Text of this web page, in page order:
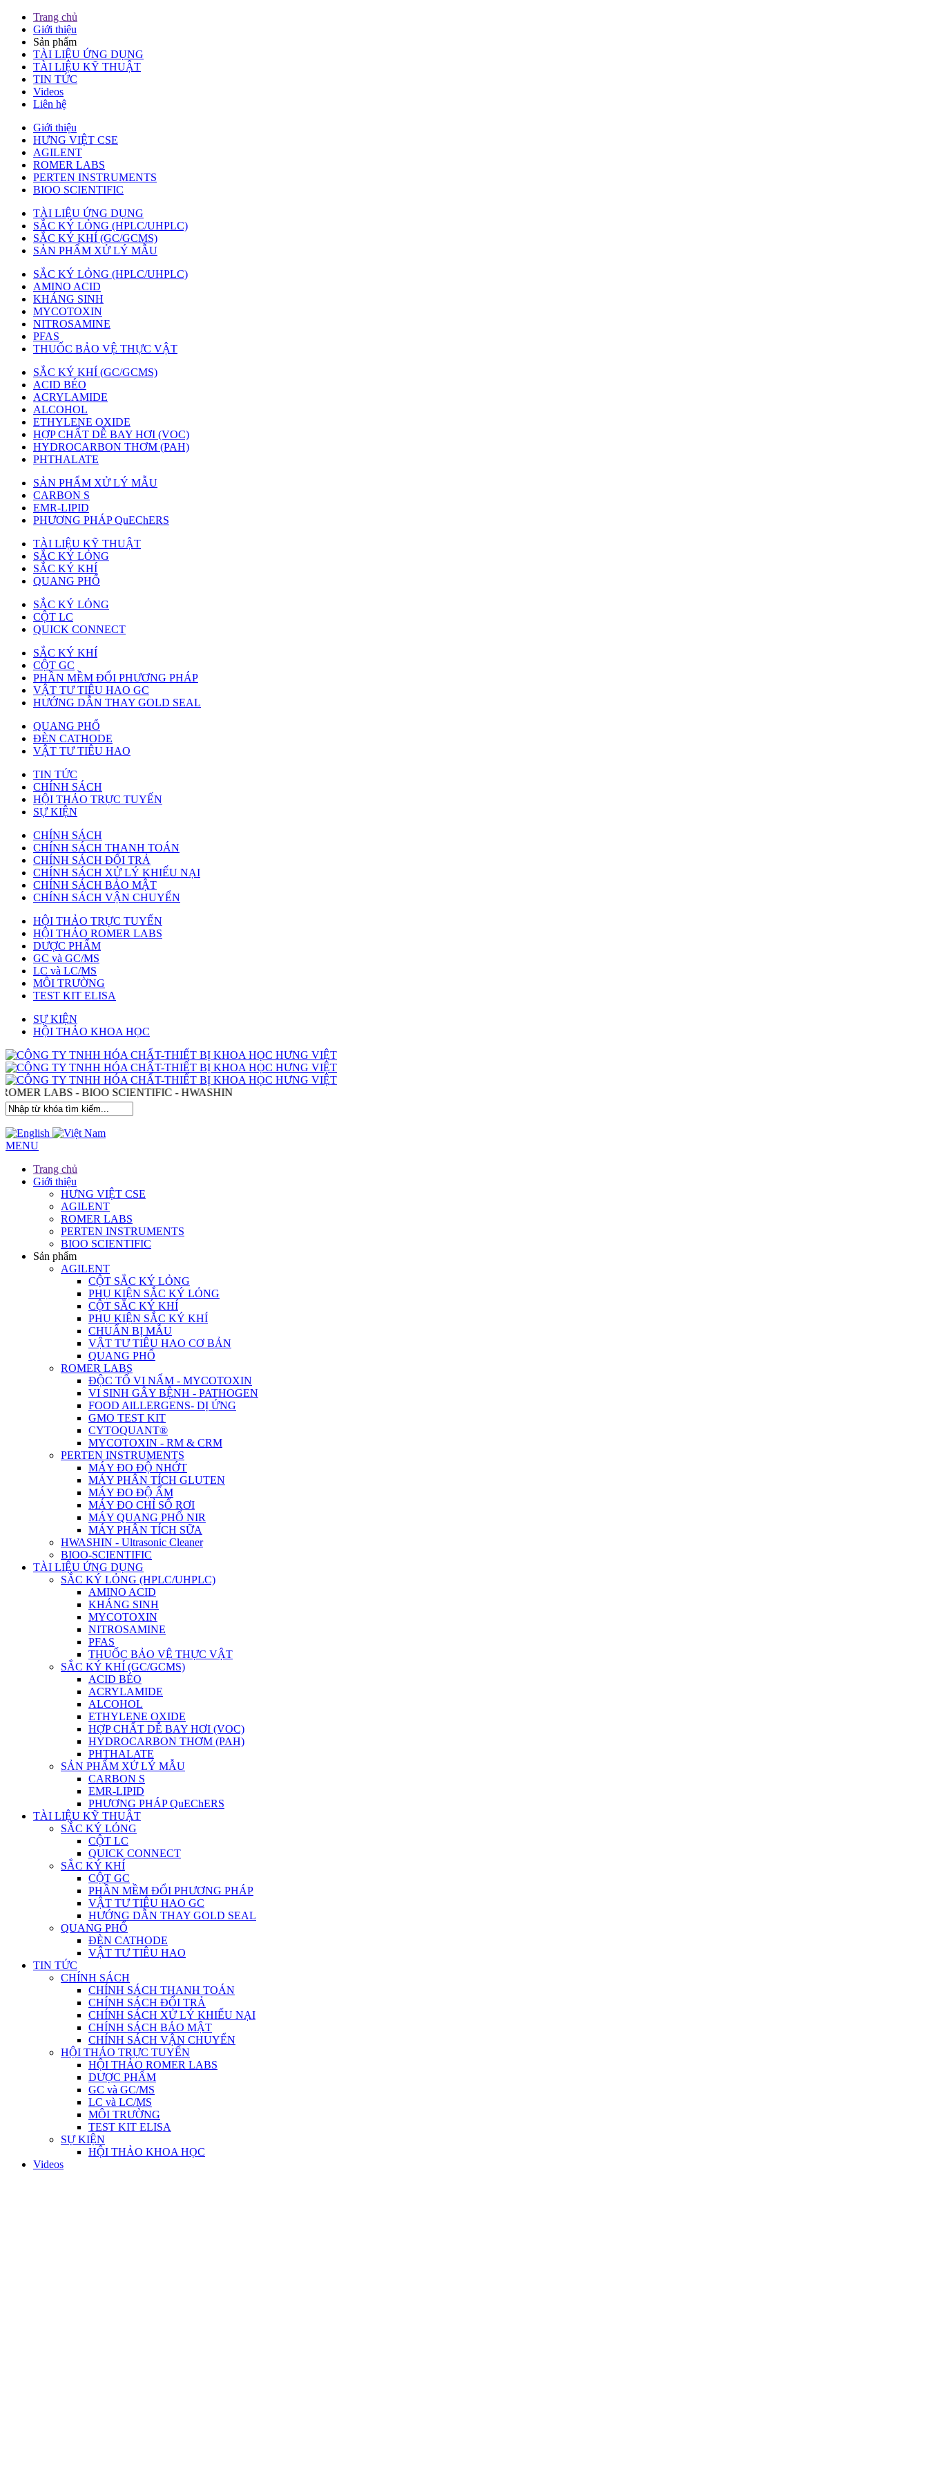
Trang chủ
Giới thiệu
Sản phẩm
TÀI LIỆU ỨNG DỤNG
TÀI LIỆU KỸ THUẬT
TIN TỨC
Videos
Liên hệ
Giới thiệu
HƯNG VIỆT CSE
AGILENT
ROMER LABS
PERTEN INSTRUMENTS
BIOO SCIENTIFIC
TÀI LIỆU ỨNG DỤNG
SẮC KÝ LỎNG (HPLC/UHPLC)
SẮC KÝ KHÍ (GC/GCMS)
SẢN PHẨM XỬ LÝ MẪU
SẮC KÝ LỎNG (HPLC/UHPLC)
AMINO ACID
KHÁNG SINH
MYCOTOXIN
NITROSAMINE
PFAS
THUỐC BẢO VỆ THỰC VẬT
SẮC KÝ KHÍ (GC/GCMS)
ACID BÉO
ACRYLAMIDE
ALCOHOL
ETHYLENE OXIDE
HỢP CHẤT DỄ BAY HƠI (VOC)
HYDROCARBON THƠM (PAH)
PHTHALATE
SẢN PHẨM XỬ LÝ MẪU
CARBON S
EMR-LIPID
PHƯƠNG PHÁP QuEChERS
TÀI LIỆU KỸ THUẬT
SẮC KÝ LỎNG
SẮC KÝ KHÍ
QUANG PHỔ
SẮC KÝ LỎNG
CỘT LC
QUICK CONNECT
SẮC KÝ KHÍ
CỘT GC
PHẦN MỀM ĐỔI PHƯƠNG PHÁP
VẬT TƯ TIÊU HAO GC
HƯỚNG DẪN THAY GOLD SEAL
QUANG PHỔ
ĐÈN CATHODE
VẬT TƯ TIÊU HAO
TIN TỨC
CHÍNH SÁCH
HỘI THẢO TRỰC TUYẾN
SỰ KIỆN
CHÍNH SÁCH
CHÍNH SÁCH THANH TOÁN
CHÍNH SÁCH ĐỔI TRẢ
CHÍNH SÁCH XỬ LÝ KHIẾU NẠI
CHÍNH SÁCH BẢO MẬT
CHÍNH SÁCH VẬN CHUYỂN
HỘI THẢO TRỰC TUYẾN
HỘI THẢO ROMER LABS
DƯỢC PHẨM
GC và GC/MS
LC và LC/MS
MÔI TRƯỜNG
TEST KIT ELISA
SỰ KIỆN
HỘI THẢO KHOA HỌC
- ROMER LABS - BIOO SCIENTIFIC - HWASHIN
MENU
Trang chủ
Giới thiệu
HƯNG VIỆT CSE
AGILENT
ROMER LABS
PERTEN INSTRUMENTS
BIOO SCIENTIFIC
Sản phẩm
AGILENT
CỘT SẮC KÝ LỎNG
PHỤ KIỆN SẮC KÝ LỎNG
CỘT SẮC KÝ KHÍ
PHỤ KIỆN SẮC KÝ KHÍ
CHUẨN BỊ MẪU
VẬT TƯ TIÊU HAO CƠ BẢN
QUANG PHỔ
ROMER LABS
ĐỘC TỐ VI NẤM - MYCOTOXIN
VI SINH GÂY BỆNH - PATHOGEN
FOOD AlLLERGENS- DỊ ỨNG
GMO TEST KIT
CYTOQUANT®
MYCOTOXIN - RM & CRM
PERTEN INSTRUMENTS
MÁY ĐO ĐỘ NHỚT
MÁY PHÂN TÍCH GLUTEN
MÁY ĐO ĐỘ ẨM
MÁY ĐO CHỈ SỐ RƠI
MÁY QUANG PHỔ NIR
MÁY PHÂN TÍCH SỮA
HWASHIN - Ultrasonic Cleaner
BIOO-SCIENTIFIC
TÀI LIỆU ỨNG DỤNG
SẮC KÝ LỎNG (HPLC/UHPLC)
AMINO ACID
KHÁNG SINH
MYCOTOXIN
NITROSAMINE
PFAS
THUỐC BẢO VỆ THỰC VẬT
SẮC KÝ KHÍ (GC/GCMS)
ACID BÉO
ACRYLAMIDE
ALCOHOL
ETHYLENE OXIDE
HỢP CHẤT DỄ BAY HƠI (VOC)
HYDROCARBON THƠM (PAH)
PHTHALATE
SẢN PHẨM XỬ LÝ MẪU
CARBON S
EMR-LIPID
PHƯƠNG PHÁP QuEChERS
TÀI LIỆU KỸ THUẬT
SẮC KÝ LỎNG
CỘT LC
QUICK CONNECT
SẮC KÝ KHÍ
CỘT GC
PHẦN MỀM ĐỔI PHƯƠNG PHÁP
VẬT TƯ TIÊU HAO GC
HƯỚNG DẪN THAY GOLD SEAL
QUANG PHỔ
ĐÈN CATHODE
VẬT TƯ TIÊU HAO
TIN TỨC
CHÍNH SÁCH
CHÍNH SÁCH THANH TOÁN
CHÍNH SÁCH ĐỔI TRẢ
CHÍNH SÁCH XỬ LÝ KHIẾU NẠI
CHÍNH SÁCH BẢO MẬT
CHÍNH SÁCH VẬN CHUYỂN
HỘI THẢO TRỰC TUYẾN
HỘI THẢO ROMER LABS
DƯỢC PHẨM
GC và GC/MS
LC và LC/MS
MÔI TRƯỜNG
TEST KIT ELISA
SỰ KIỆN
HỘI THẢO KHOA HỌC
Videos